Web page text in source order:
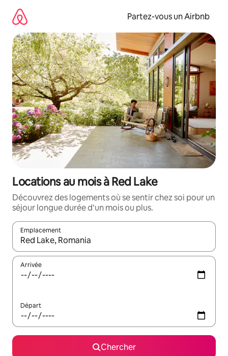
directement
contenu
Partez-vous un Airbnb
Locations au mois à Red Lake
Découvrez des logements où se sentir chez soi pour un
séjour longue durée d’un mois ou plus.
Emplacement
Quand les résultats sont affichés, parcourez-les en utilisant
Arrivée
Départ
Chercher